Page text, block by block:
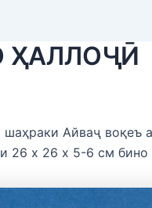
ҲАЛЛОҶӢ
Айваҷ воқеъ
х 26 х 5-6 см бино